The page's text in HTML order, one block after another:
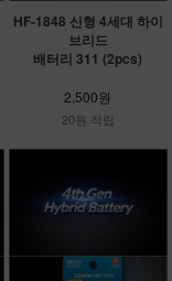
HF-1848 신형 4세대 하이
브리드
배터리 311 (2pcs)
2,500원
20원 적립